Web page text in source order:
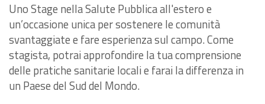
Uno Stage nella Salute Pubblica all'estero e
un’occasione unica per sostenere le comunità
svantaggiate e fare esperienza sul campo. Come
stagista, potrai approfondire la tua comprensione
delle pratiche sanitarie locali e farai la differenza in
un Paese del Sud del Mondo.